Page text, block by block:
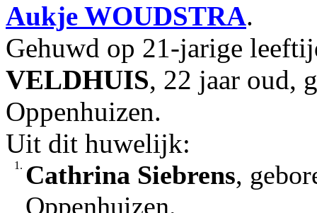
Aukje WOUDSTRA.
Gehuwd op 21-jarige
VELDHUIS, 22 jaar oud,
Oppenhuizen.
Uit dit huwelijk:
1. Cathrina Siebrens,
Oppenhuizen.